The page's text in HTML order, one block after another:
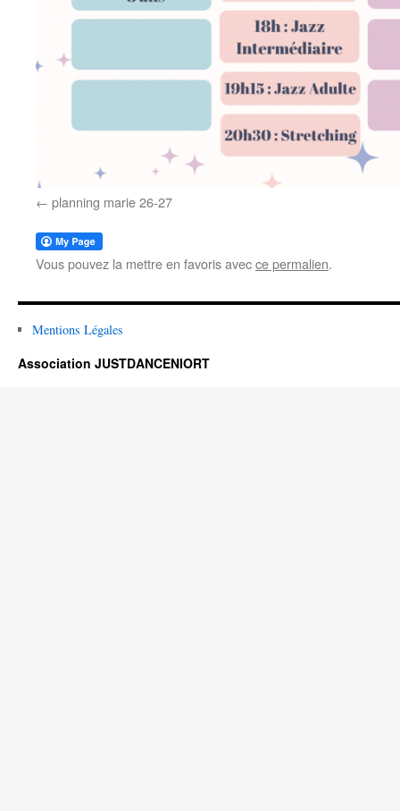
planning marie 26-27
Vous pouvez la mettre en favoris avecce permalien.
Mentions Légales
Association JUSTDANCENIORT